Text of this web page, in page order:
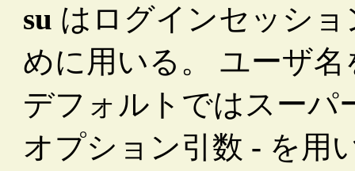
su はログインセッシ
めに用いる。 ユーザ
デフォルトではスーパ
オプション引数 - を用